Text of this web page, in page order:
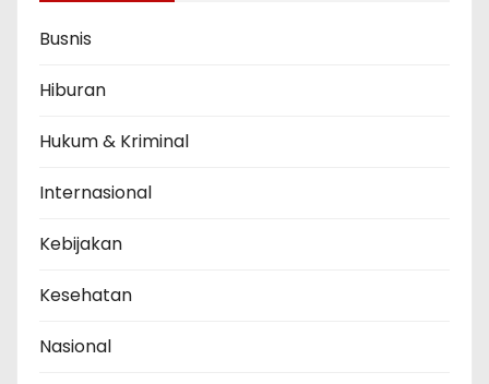
Busnis
Hiburan
Hukum & Kriminal
Internasional
Kebijakan
Kesehatan
Nasional